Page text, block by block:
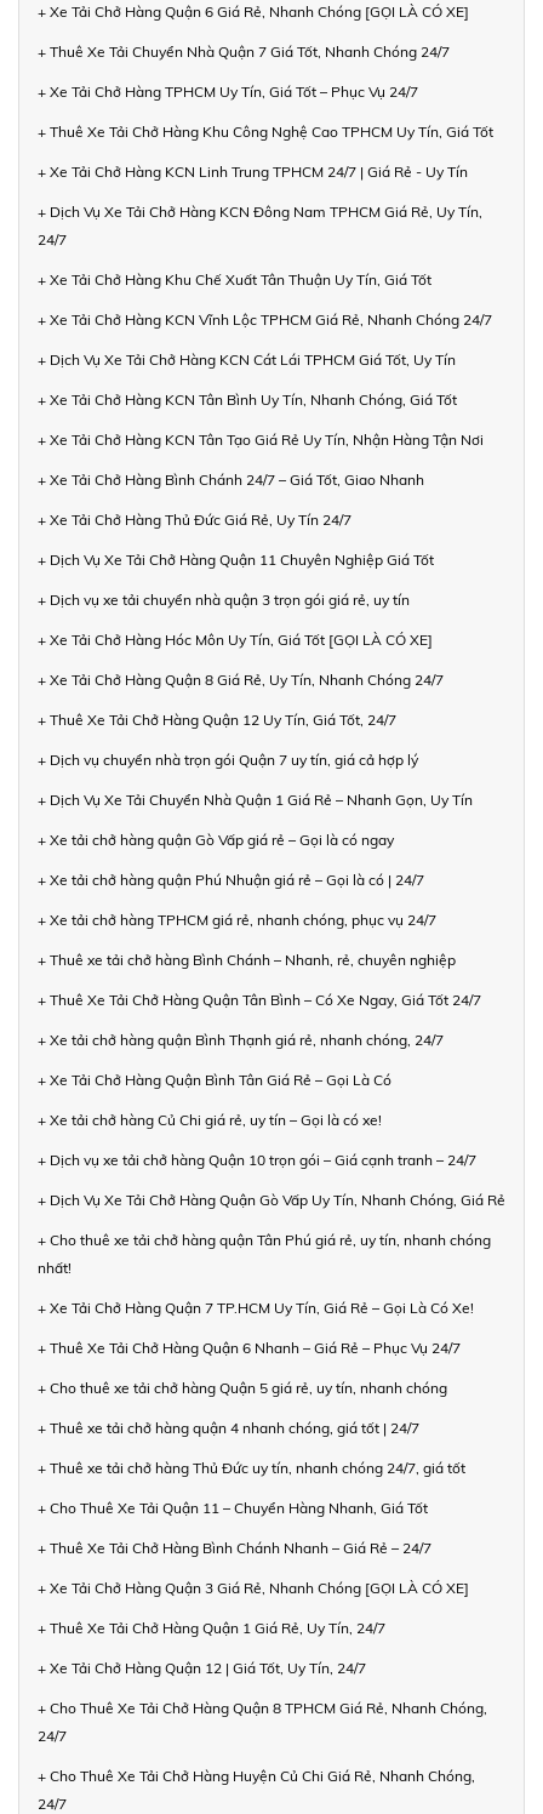
+ Xe Tải Chở Hàng Quận 6 Giá Rẻ, Nhanh Chóng [GỌI LÀ CÓ XE]
+ Thuê Xe Tải Chuyển Nhà Quận 7 Giá Tốt, Nhanh Chóng 24/7
+ Xe Tải Chở Hàng TPHCM Uy Tín, Giá Tốt – Phục Vụ 24/7
+ Thuê Xe Tải Chở Hàng Khu Công Nghệ Cao TPHCM Uy Tín, Giá Tốt
+ Xe Tải Chở Hàng KCN Linh Trung TPHCM 24/7 | Giá Rẻ - Uy Tín
+ Dịch Vụ Xe Tải Chở Hàng KCN Đông Nam TPHCM Giá Rẻ, Uy Tín,
24/7
+ Xe Tải Chở Hàng Khu Chế Xuất Tân Thuận Uy Tín, Giá Tốt
+ Xe Tải Chở Hàng KCN Vĩnh Lộc TPHCM Giá Rẻ, Nhanh Chóng 24/7
+ Dịch Vụ Xe Tải Chở Hàng KCN Cát Lái TPHCM Giá Tốt, Uy Tín
+ Xe Tải Chở Hàng KCN Tân Bình Uy Tín, Nhanh Chóng, Giá Tốt
+ Xe Tải Chở Hàng KCN Tân Tạo Giá Rẻ Uy Tín, Nhận Hàng Tận Nơi
+ Xe Tải Chở Hàng Bình Chánh 24/7 – Giá Tốt, Giao Nhanh
+ Xe Tải Chở Hàng Thủ Đức Giá Rẻ, Uy Tín 24/7
+ Dịch Vụ Xe Tải Chở Hàng Quận 11 Chuyên Nghiệp Giá Tốt
+ Dịch vụ xe tải chuyển nhà quận 3 trọn gói giá rẻ, uy tín
+ Xe Tải Chở Hàng Hóc Môn Uy Tín, Giá Tốt [GỌI LÀ CÓ XE]
+ Xe Tải Chở Hàng Quận 8 Giá Rẻ, Uy Tín, Nhanh Chóng 24/7
+ Thuê Xe Tải Chở Hàng Quận 12 Uy Tín, Giá Tốt, 24/7
+ Dịch vụ chuyển nhà trọn gói Quận 7 uy tín, giá cả hợp lý
+ Dịch Vụ Xe Tải Chuyển Nhà Quận 1 Giá Rẻ – Nhanh Gọn, Uy Tín
+ Xe tải chở hàng quận Gò Vấp giá rẻ – Gọi là có ngay
+ Xe tải chở hàng quận Phú Nhuận giá rẻ – Gọi là có | 24/7
+ Xe tải chở hàng TPHCM giá rẻ, nhanh chóng, phục vụ 24/7
+ Thuê xe tải chở hàng Bình Chánh – Nhanh, rẻ, chuyên nghiệp
+ Thuê Xe Tải Chở Hàng Quận Tân Bình – Có Xe Ngay, Giá Tốt 24/7
+ Xe tải chở hàng quận Bình Thạnh giá rẻ, nhanh chóng, 24/7
+ Xe Tải Chở Hàng Quận Bình Tân Giá Rẻ – Gọi Là Có
+ Xe tải chở hàng Củ Chi giá rẻ, uy tín – Gọi là có xe!
+ Dịch vụ xe tải chở hàng Quận 10 trọn gói – Giá cạnh tranh – 24/7
+ Dịch Vụ Xe Tải Chở Hàng Quận Gò Vấp Uy Tín, Nhanh Chóng, Giá Rẻ
+ Cho thuê xe tải chở hàng quận Tân Phú giá rẻ, uy tín, nhanh chóng
nhất!
+ Xe Tải Chở Hàng Quận 7 TP.HCM Uy Tín, Giá Rẻ – Gọi Là Có Xe!
+ Thuê Xe Tải Chở Hàng Quận 6 Nhanh – Giá Rẻ – Phục Vụ 24/7
+ Cho thuê xe tải chở hàng Quận 5 giá rẻ, uy tín, nhanh chóng
+ Thuê xe tải chở hàng quận 4 nhanh chóng, giá tốt | 24/7
+ Thuê xe tải chở hàng Thủ Đức uy tín, nhanh chóng 24/7, giá tốt
+ Cho Thuê Xe Tải Quận 11 – Chuyển Hàng Nhanh, Giá Tốt
+ Thuê Xe Tải Chở Hàng Bình Chánh Nhanh – Giá Rẻ – 24/7
+ Xe Tải Chở Hàng Quận 3 Giá Rẻ, Nhanh Chóng [GỌI LÀ CÓ XE]
+ Thuê Xe Tải Chở Hàng Quận 1 Giá Rẻ, Uy Tín, 24/7
+ Xe Tải Chở Hàng Quận 12 | Giá Tốt, Uy Tín, 24/7
+ Cho Thuê Xe Tải Chở Hàng Quận 8 TPHCM Giá Rẻ, Nhanh Chóng,
24/7
+ Cho Thuê Xe Tải Chở Hàng Huyện Củ Chi Giá Rẻ, Nhanh Chóng,
24/7